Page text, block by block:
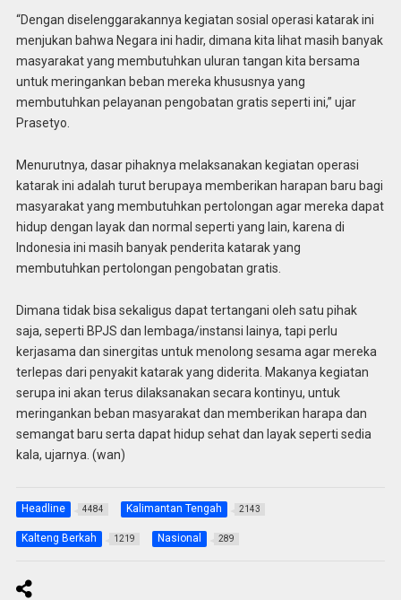
“Dengan diselenggarakannya kegiatan sosial operasi katarak ini
menjukan bahwa Negara ini hadir, dimana kita lihat masih banyak
masyarakat yang membutuhkan uluran tangan kita bersama
untuk meringankan beban mereka khususnya yang
membutuhkan pelayanan pengobatan gratis seperti ini,” ujar
Prasetyo.
Menurutnya, dasar pihaknya melaksanakan kegiatan operasi
katarak ini adalah turut berupaya memberikan harapan baru bagi
masyarakat yang membutuhkan pertolongan agar mereka dapat
hidup dengan layak dan normal seperti yang lain, karena di
Indonesia ini masih banyak penderita katarak yang
membutuhkan pertolongan pengobatan gratis.
Dimana tidak bisa sekaligus dapat tertangani oleh satu pihak
saja, seperti BPJS dan lembaga/instansi lainya, tapi perlu
kerjasama dan sinergitas untuk menolong sesama agar mereka
terlepas dari penyakit katarak yang diderita. Makanya kegiatan
serupa ini akan terus dilaksanakan secara kontinyu, untuk
meringankan beban masyarakat dan memberikan harapa dan
semangat baru serta dapat hidup sehat dan layak seperti sedia
kala, ujarnya. (wan)
Headline 4484 Kalimantan Tengah 2143
Kalteng Berkah 1219 Nasional 289